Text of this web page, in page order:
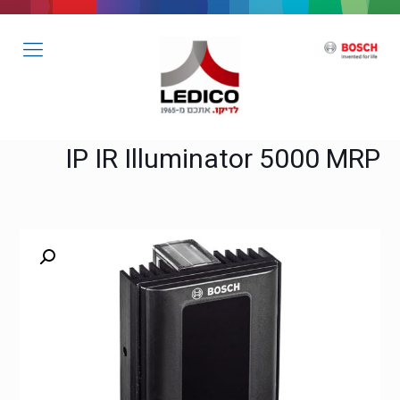
IP IR Illuminator 5000 MRP